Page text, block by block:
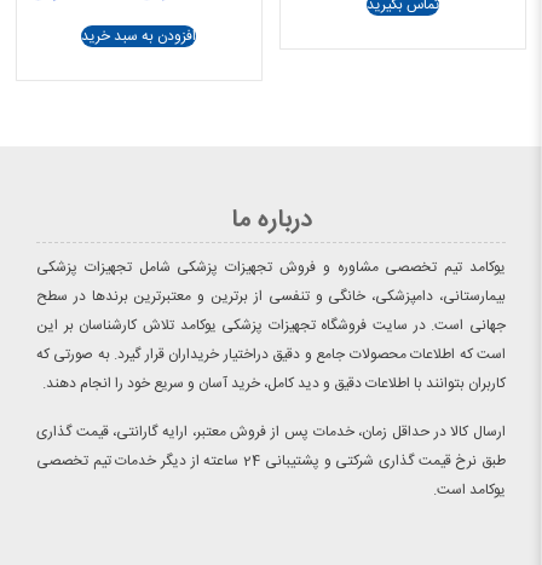
افزودن به سبد خرید
درباره ما
یوکامد تیم تخصصی مشاوره و فروش تجهیزات پزشکی شامل تجهیزات پزشکی
بیمارستانی، دامپزشکی، خانگی و تنفسی از برترین و معتبرترین برندها در سطح
جهانی است. در سایت فروشگاه تجهیزات پزشکی یوکامد تلاش کارشناسان بر این
است که اطلاعات محصولات جامع و دقیق دراختیار خریداران قرار گیرد. به صورتی که
کاربران بتوانند با اطلاعات دقیق و دید کامل، خرید آسان و سریع خود را انجام دهند.
ارسال کالا در حداقل زمان، خدمات پس از فروش معتبر، ارایه گارانتی، قیمت گذاری
طبق نرخ قیمت گذاری شرکتی و پشتیبانی 24 ساعته از دیگر خدمات تیم تخصصی
یوکامد است.